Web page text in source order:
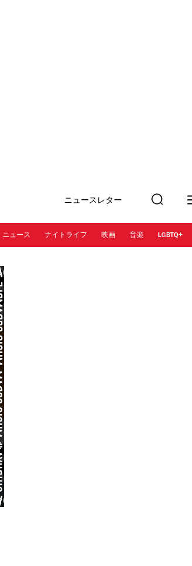
ニュースレター
に登録
索
ニュース ナイトライフ 映画 音楽 LGBTQ+